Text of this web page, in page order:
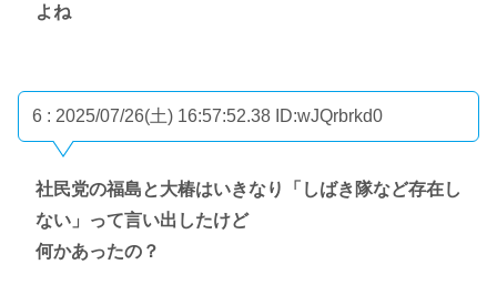
よね
6 : 2025/07/26(土) 16:57:52.38 ID:wJQrbrkd0
社民党の福島と大椿はいきなり「しばき隊など存在し
ない」って言い出したけど
何かあったの？